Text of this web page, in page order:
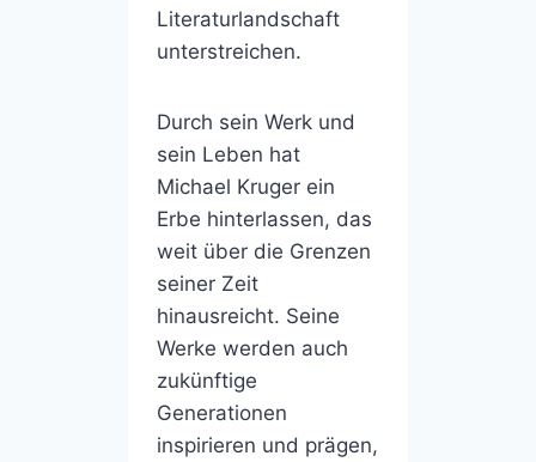
Literaturlandschaft
unterstreichen.
Durch sein Werk und
sein Leben hat
Michael Kruger ein
Erbe hinterlassen, das
weit über die Grenzen
seiner Zeit
hinausreicht. Seine
Werke werden auch
zukünftige
Generationen
inspirieren und prägen,